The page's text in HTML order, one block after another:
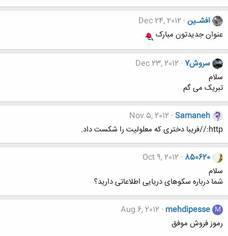
افشـین Dec 24, 2012
عنوان جدیدتون مبارک
سروش7
Dec 23, 2012
سلام
تبریک می گم
Samaneh
Nov 5, 2012
http://فریبا دختری که معلولیت را شکست داد.
850620
Oct 9, 2012
سلام
شما درباره سکوهای دریایی اطلاعاتی دارید؟
M
mehdipesse
Aug 6, 2012
رموز فروش موفق